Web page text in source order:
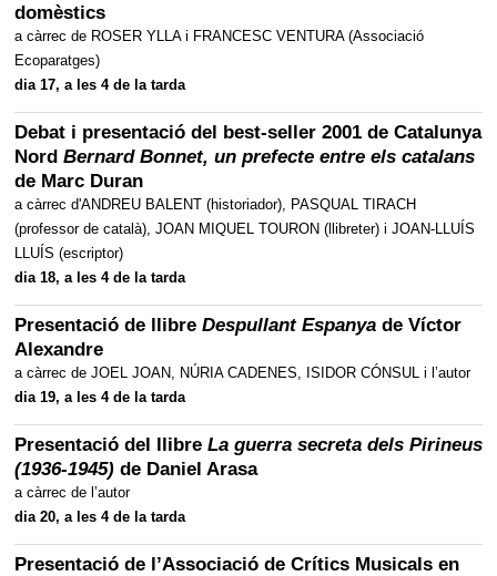
domèstics
a càrrec de ROSER YLLA i FRANCESC VENTURA (Associació
Ecoparatges)
dia 17, a les 4 de la tarda
Debat i presentació del best-seller 2001 de Catalunya
Nord Bernard Bonnet, un prefecte entre els catalans
de Marc Duran
a càrrec d'ANDREU BALENT (historiador), PASQUAL TIRACH
(professor de català), JOAN MIQUEL TOURON (llibreter) i JOAN-LLUÍS
LLUÍS (escriptor)
dia 18, a les 4 de la tarda
Presentació de llibre Despullant Espanyade Víctor
Alexandre
a càrrec de JOEL JOAN, NÚRIA CADENES, ISIDOR CÓNSUL i l’autor
dia 19, a les 4 de la tarda
Presentació del llibre La guerra secreta dels Pirineus
(1936-1945)de Daniel Arasa
a càrrec de l’autor
dia 20, a les 4 de la tarda
Presentació de l’Associació de Crítics Musicals en